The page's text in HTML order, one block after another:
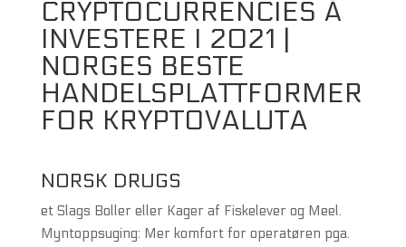
CRYPTOCURRENCIES Å
INVESTERE I 2021 |
NORGES BESTE
HANDELSPLATTFORMER
FOR KRYPTOVALUTA
NORSK DRUGS
et Slags Boller eller Kager af Fiskelever og Meel.
Myntoppsuging: Mer komfort for operatøren pga.